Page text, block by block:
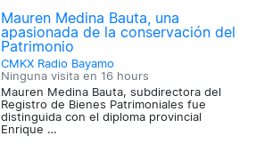
Mauren Medina Bauta, una
apasionada de la conservación del
Patrimonio
CMKX Radio Bayamo
Ninguna visita en 16 hours
Mauren Medina Bauta, subdirectora del
Registro de Bienes Patrimoniales fue
distinguida con el diploma provincial
Enrique …